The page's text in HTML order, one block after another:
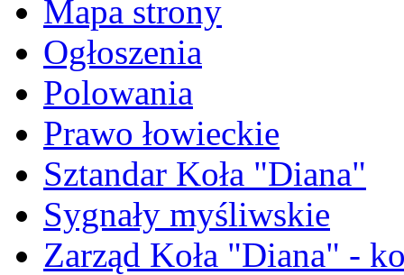
Mapa strony
Ogłoszenia
Polowania
Prawo łowieckie
Sztandar Koła "Diana"
Sygnały myśliwskie
Zarząd Koła "Diana" -